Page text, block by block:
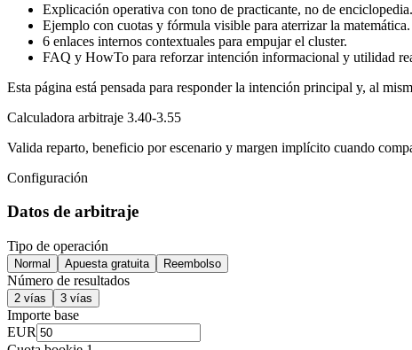
Explicación operativa con tono de practicante, no de enciclopedia.
Ejemplo con cuotas y fórmula visible para aterrizar la matemática.
6 enlaces internos contextuales para empujar el cluster.
FAQ y HowTo para reforzar intención informacional y utilidad
Esta página está pensada para responder la intención principal y, al
Calculadora arbitraje 3.40-3.55
Valida reparto, beneficio por escenario y margen implícito cuando
Configuración
Datos de arbitraje
Tipo de operación
Normal Apuesta gratuita Reembolso
Número de resultados
2 vías 3 vías
Importe base
EUR